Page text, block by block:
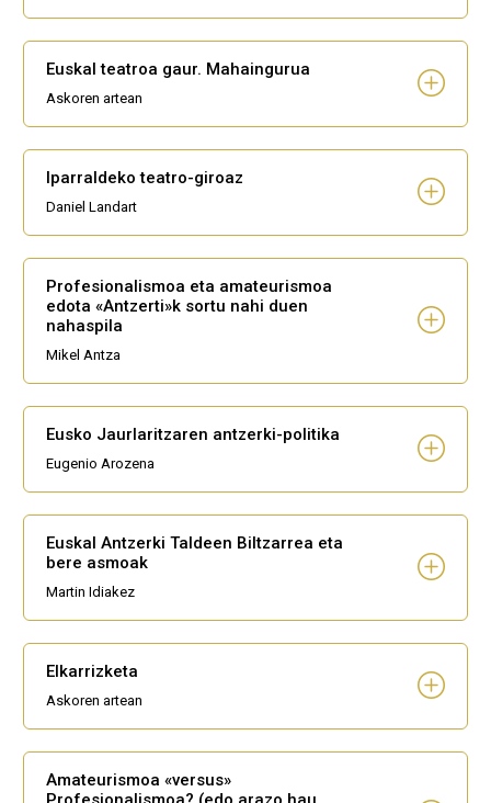
Euskal teatroa gaur. Mahaingurua
Askoren artean
Iparraldeko teatro-giroaz
Daniel Landart
Profesionalismoa eta amateurismoa
edota «Antzerti»k sortu nahi duen
nahaspila
Mikel Antza
Eusko Jaurlaritzaren antzerki-politika
Eugenio Arozena
Euskal Antzerki Taldeen Biltzarrea eta
bere asmoak
Martin Idiakez
Elkarrizketa
Askoren artean
Amateurismoa «versus»